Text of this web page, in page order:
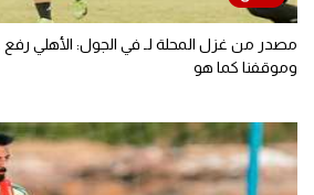
مصدر من غزل المحلة لـ في الجول: الأهلي
وموقفنا كما هو